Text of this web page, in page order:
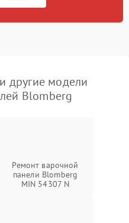
другие модели
Blomberg
Ремонт варочной
панели Blomberg
MIN 54307 N